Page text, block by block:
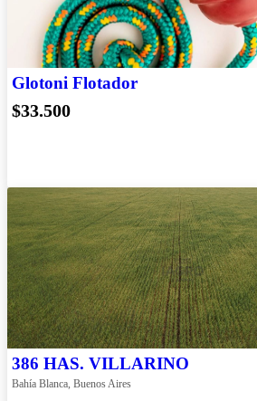
Glotoni Flotador
$33.500
386 HAS. VILLARINO
Bahía Blanca, Buenos Aires